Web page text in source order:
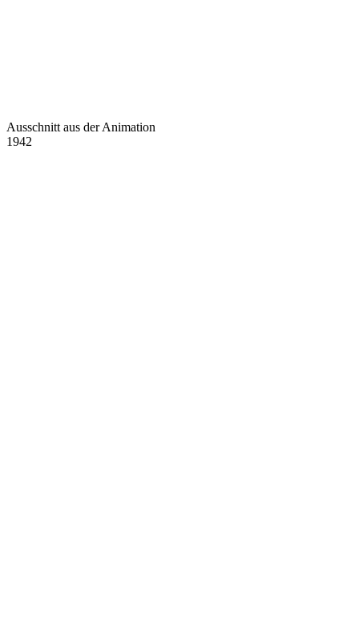
Ausschnitt aus der Animation
1942